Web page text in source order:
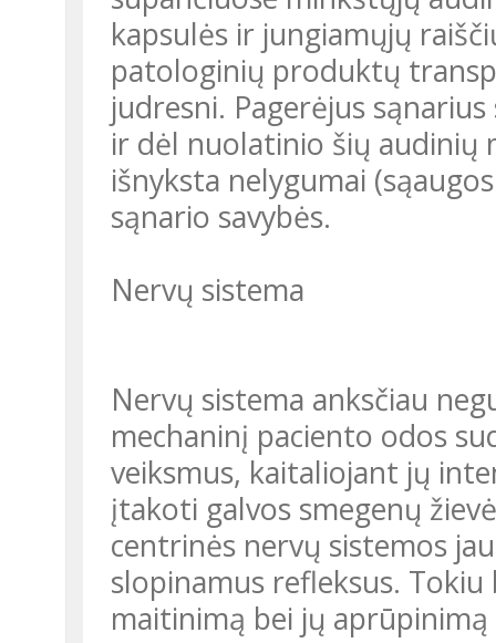
kapsulės ir jungiamųjų
patologinių produktų
judresni. Pagerėjus
ir dėl nuolatinio šių audinių
išnyksta nelygumai
sąnario savybės.
Nervų sistema
Nervų sistema anksčiau
mechaninį paciento odos
veiksmus, kaitaliojant jų
įtakoti galvos smegenų
centrinės nervų sistemos
slopinamus refleksus.
maitinimą bei jų